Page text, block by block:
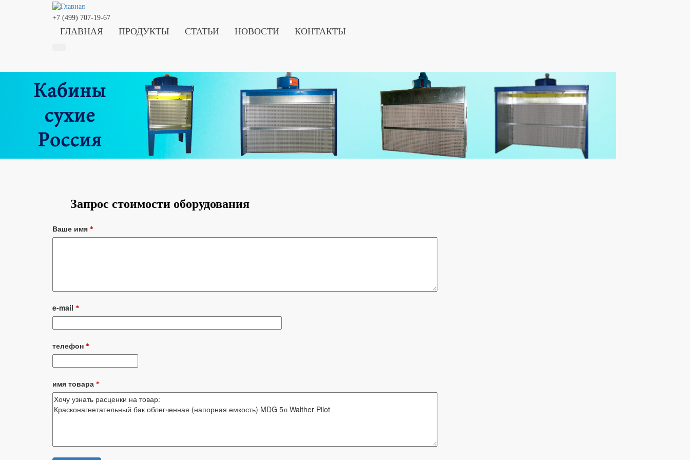
+7 (499) 707-19-67
ГЛАВНАЯ ПРОДУКТЫ СТАТЬИ НОВОСТИ КОНТАКТЫ
Запрос стоимости оборудования
Ваше имя *
e-mail *
телефон *
имя товара *